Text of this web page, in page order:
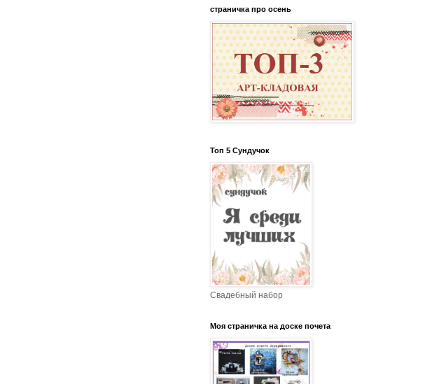
страничка про осень
Топ 5 Сундучок
Свадебный набор
Моя страничка на доске почета